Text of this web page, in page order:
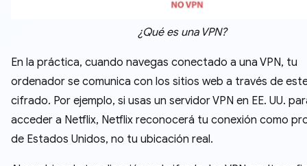
¿Qué es una VPN?
En la práctica, cuando navegas conectado a una VPN, tu
ordenador se comunica con los sitios web a través de
cifrado. Por ejemplo, si usas un servidor VPN en EE. UU.
acceder a Netflix, Netflix reconocerá tu conexión como
de Estados Unidos, no tu ubicación real.